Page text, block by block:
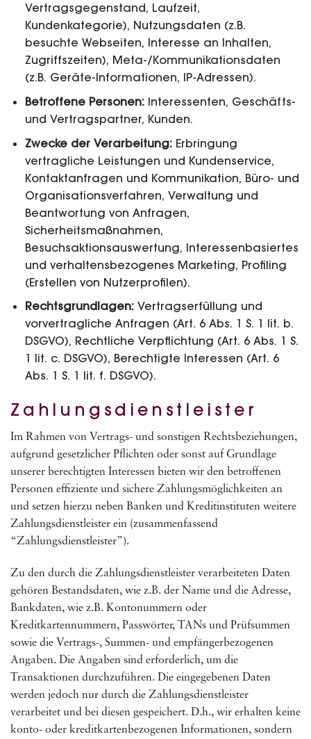
Vertragsgegenstand, Laufzeit,
Kundenkategorie), Nutzungsdaten (z.B.
besuchte Webseiten, Interesse an Inhalten,
Zugriffszeiten), Meta-/Kommunikationsdaten
(z.B. Geräte-Informationen, IP-Adressen).
Betroffene Personen:Interessenten, Geschäfts-
und Vertragspartner, Kunden.
Zwecke der Verarbeitung:Erbringung
vertragliche Leistungen und Kundenservice,
Kontaktanfragen und Kommunikation, Büro- und
Organisationsverfahren, Verwaltung und
Beantwortung von Anfragen,
Sicherheitsmaßnahmen,
Besuchsaktionsauswertung, Interessenbasiertes
und verhaltensbezogenes Marketing, Profiling
(Erstellen von Nutzerprofilen).
Rechtsgrundlagen:Vertragserfüllung und
vorvertragliche Anfragen (Art. 6 Abs. 1 S. 1 lit. b.
DSGVO), Rechtliche Verpflichtung (Art. 6 Abs. 1 S.
1 lit. c. DSGVO), Berechtigte Interessen (Art. 6
Abs. 1 S. 1 lit. f. DSGVO).
Zahlungsdienstleister
Im Rahmen von Vertrags- und sonstigen Rechtsbeziehungen,
aufgrund gesetzlicher Pflichten oder sonst auf Grundlage
unserer berechtigten Interessen bieten wir den betroffenen
Personen effiziente und sichere Zahlungsmöglichkeiten an
und setzen hierzu neben Banken und Kreditinstituten weitere
Zahlungsdienstleister ein (zusammenfassend
“Zahlungsdienstleister”).
Zu den durch die Zahlungsdienstleister verarbeiteten Daten
gehören Bestandsdaten, wie z.B. der Name und die Adresse,
Bankdaten, wie z.B. Kontonummern oder
Kreditkartennummern, Passwörter, TANs und Prüfsummen
sowie die Vertrags-, Summen- und empfängerbezogenen
Angaben. Die Angaben sind erforderlich, um die
Transaktionen durchzuführen. Die eingegebenen Daten
werden jedoch nur durch die Zahlungsdienstleister
verarbeitet und bei diesen gespeichert. D.h., wir erhalten keine
konto- oder kreditkartenbezogenen Informationen, sondern